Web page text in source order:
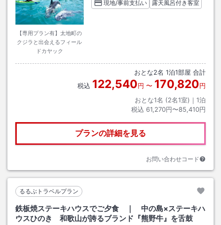
【専用プラン有】太地町の
クジラと出会えるフィール
ドカヤック
現地/事前支払い 露天風呂付き客室
おとな2名 1泊1部屋 合計
税込 122,540円 〜 170,820円
おとな1名 (2名1室)｜ 1泊
税込 61,270円〜85,410円
プランの詳細を見る
お問い合わせコード
るるぶトラベルプラン
鉄板焼ステーキハウスでご夕食 ｜ 中の島×ステーキハ
ウスひのき 和歌山が誇るブランド『熊野牛』を舌鼓